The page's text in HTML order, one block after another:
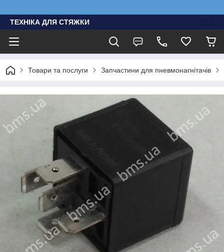
ТЕХНІКА ДЛЯ СТЯЖКИ
Товари та послуги Запчастини для пневмонагнітачів